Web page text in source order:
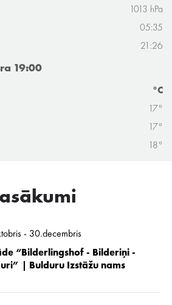
1013 hPa
05:35
21:26
19:00
°C
17°
17°
18°
- 30.decembris
“Bilderlingshof - Bilderiņi -
| Bulduru Izstāžu nams